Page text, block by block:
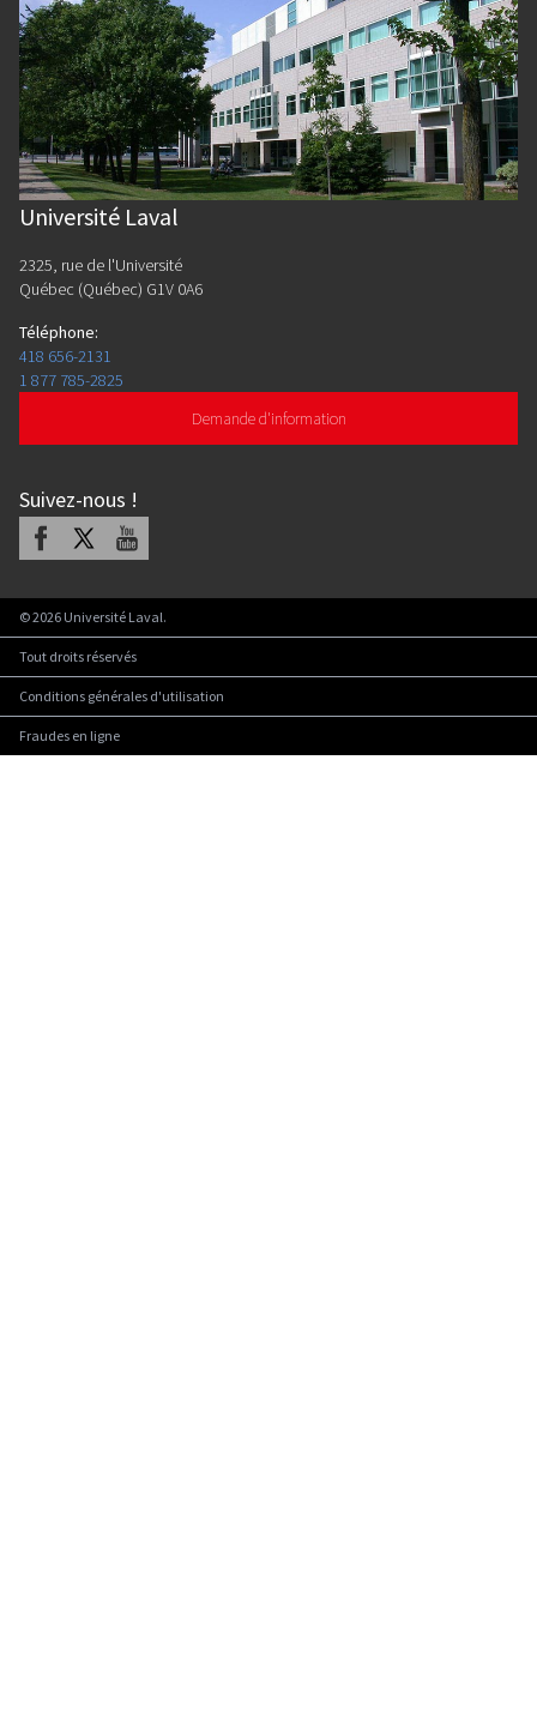
Université Laval
2325, rue de l'Université
Québec (Québec) G1V 0A6
Téléphone:
418 656-2131
1 877 785-2825
Demande d'information
Suivez-nous !
Facebook Youtube
©2026 Université Laval.
Tout droits réservés
Conditions générales d'utilisation
Fraudes en ligne